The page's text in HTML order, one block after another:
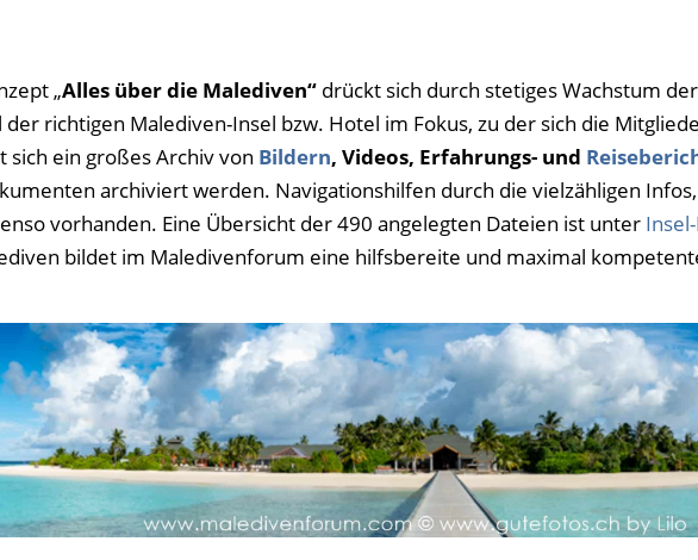
„Alles über die Malediven“ drückt sich durch stetiges Wachstum
der richtigen Malediven-Insel bzw. Hotel im Fokus, zu der sich die
sich ein großes Archiv von Bildern, Videos, Erfahrungs- und
archiviert werden. Navigationshilfen durch die vielzähligen
vorhanden. Eine Übersicht der 490 angelegten Dateien ist unter
bildet im Maledivenforum eine hilfsbereite und maximal